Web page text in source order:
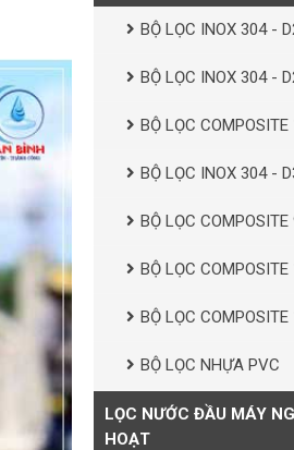
BỘ LỌC INOX 304 -
BỘ LỌC INOX 304 -
BỘ LỌC
BỘ LỌC INOX 304 -
BỘ LỌC COMPOSITE
BỘ LỌC
BỘ LỌC
BỘ LỌC NHỰA PVC
LỌC NƯỚC ĐẦU MÁY
HOẠT